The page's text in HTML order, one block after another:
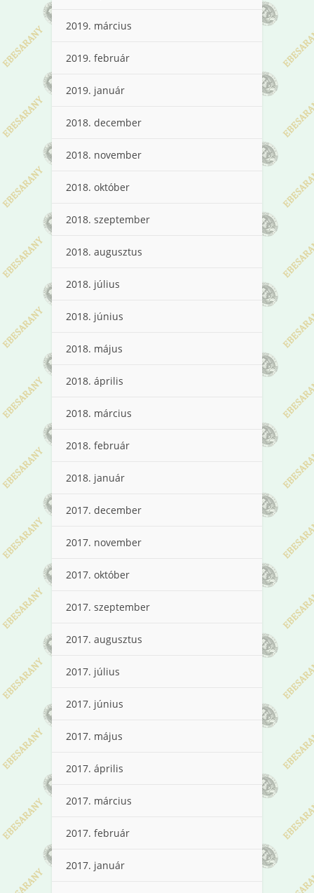
2019. március
2019. február
2019. január
2018. december
2018. november
2018. október
2018. szeptember
2018. augusztus
2018. július
2018. június
2018. május
2018. április
2018. március
2018. február
2018. január
2017. december
2017. november
2017. október
2017. szeptember
2017. augusztus
2017. július
2017. június
2017. május
2017. április
2017. március
2017. február
2017. január